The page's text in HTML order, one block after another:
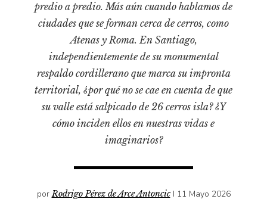
Lagunas mentales
Libros usados
Literatura
Medioambiente
Narrativas visuales
Pensamiento
predio a predio. Más aún cuando hablamos de
ciudades que se forman cerca de cerros, como
Atenas y Roma. En Santiago,
independientemente de su monumental
respaldo cordillerano que marca su impronta
territorial, ¿por qué no se cae en cuenta de que
su valle está salpicado de 26 cerros isla? ¿Y
cómo inciden ellos en nuestras vidas e
imaginarios?
porRodrigo Pérez de Arce Antoncic I 11 Mayo 2026